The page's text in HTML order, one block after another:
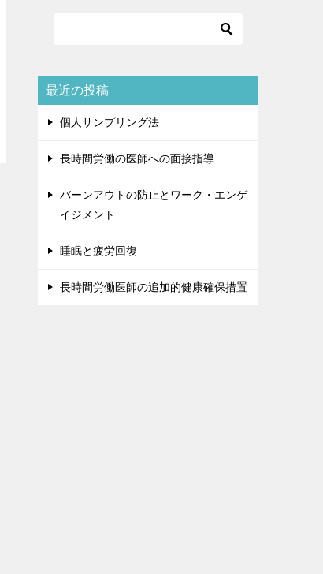
最近の投稿
個人サンプリング法
長時間労働の医師への面接指導
バーンアウトの防止とワーク・エンゲ
イジメント
睡眠と疲労回復
長時間労働医師の追加的健康確保措置